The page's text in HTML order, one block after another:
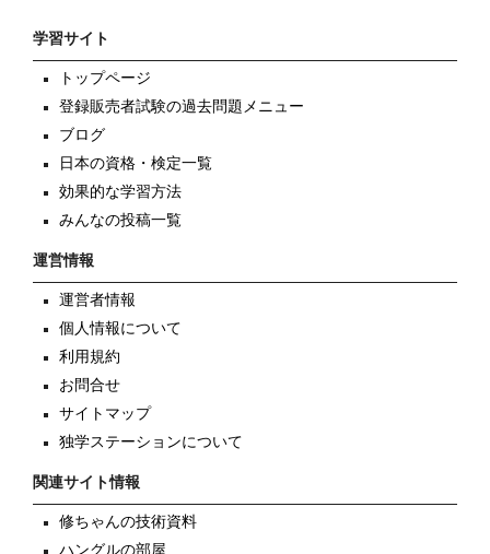
学習サイト
トップページ
登録販売者試験の過去問題メニュー
ブログ
日本の資格・検定一覧
効果的な学習方法
みんなの投稿一覧
運営情報
運営者情報
個人情報について
利用規約
お問合せ
サイトマップ
独学ステーションについて
関連サイト情報
修ちゃんの技術資料
ハングルの部屋